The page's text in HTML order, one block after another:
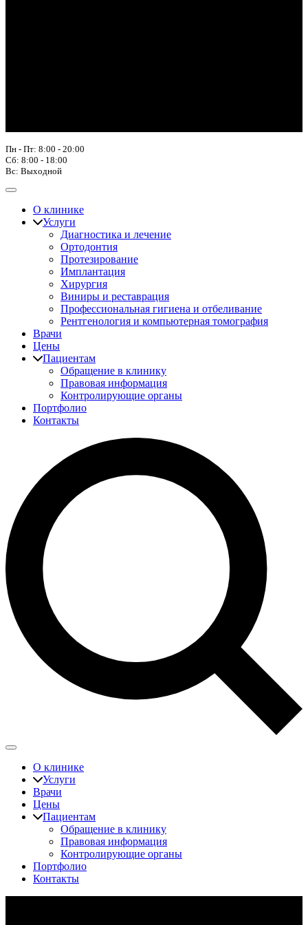
Пн - Пт: 8:00 - 20:00
Сб: 8:00 - 18:00
Вс: Выходной
О клинике
Услуги
Диагностика и лечение
Ортодонтия
Протезирование
Имплантация
Хирургия
Виниры и реставрация
Профессиональная гигиена и отбеливание
Рентгенология и компьютерная томография
Врачи
Цены
Пациентам
Обращение в клинику
Правовая информация
Контролирующие органы
Портфолио
Контакты
О клинике
Услуги
Врачи
Цены
Пациентам
Обращение в клинику
Правовая информация
Контролирующие органы
Портфолио
Контакты